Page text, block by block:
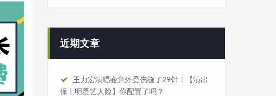
近期文章
王力宏演唱会意外受伤缝了29针！【演出
保丨明星艺人险】你配置了吗？